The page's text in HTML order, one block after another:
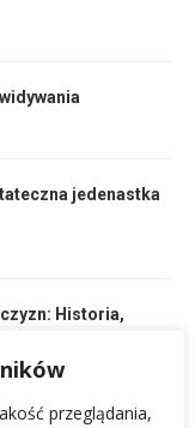
przeglądania,
jedenastka
Historia,